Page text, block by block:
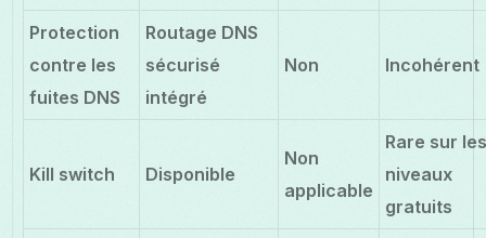
Protection
contre les
fuites DNS
Routage DNS
sécurisé
intégré
Non Incohérent
Kill switch Disponible
Non
applicable
Rare sur
niveaux
gratuits